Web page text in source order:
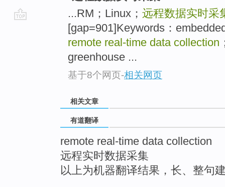
...RM；Linux； 远程数据实时采
[gap=901]Keywords：
remote real-time data collection
greenhouse ...
基于8个网页-相关网页
相关文章
有道翻译
remote real-time data collection
远程实时数据采集
以上为机器翻译结果，长、整句